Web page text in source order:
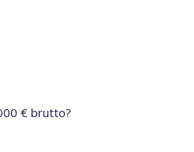
€ brutto?